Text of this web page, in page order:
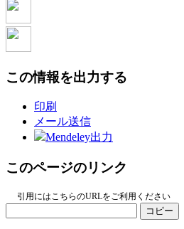
この情報を出力する
印刷
メール送信
Mendeley出力
このページのリンク
引用にはこちらのURLをご利用ください
コピー